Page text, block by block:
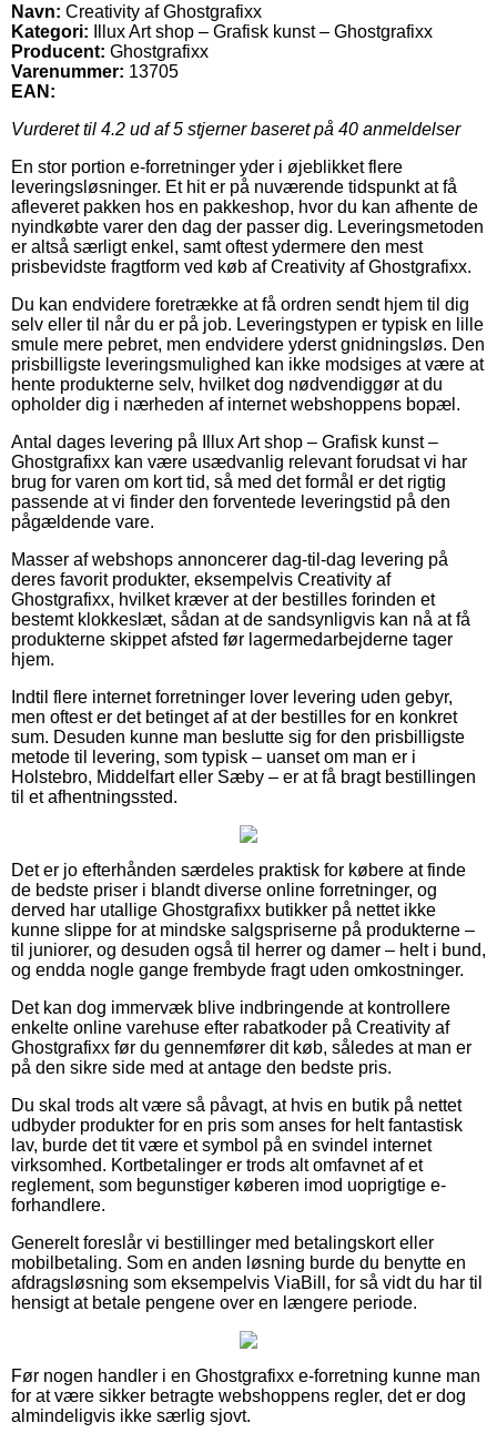
Navn: Creativity af Ghostgrafixx
Kategori: Illux Art shop – Grafisk kunst – Ghostgrafixx
Producent: Ghostgrafixx
Varenummer: 13705
EAN:
Vurderet til 4.2 ud af 5 stjerner baseret på 40 anmeldelser
En stor portion e-forretninger yder i øjeblikket flere
leveringsløsninger. Et hit er på nuværende tidspunkt at få
afleveret pakken hos en pakkeshop, hvor du kan afhente de
nyindkøbte varer den dag der passer dig. Leveringsmetoden
er altså særligt enkel, samt oftest ydermere den mest
prisbevidste fragtform ved køb af Creativity af Ghostgrafixx.
Du kan endvidere foretrække at få ordren sendt hjem til dig
selv eller til når du er på job. Leveringstypen er typisk en lille
smule mere pebret, men endvidere yderst gnidningsløs. Den
prisbilligste leveringsmulighed kan ikke modsiges at være at
hente produkterne selv, hvilket dog nødvendiggør at du
opholder dig i nærheden af internet webshoppens bopæl.
Antal dages levering på Illux Art shop – Grafisk kunst –
Ghostgrafixx kan være usædvanlig relevant forudsat vi har
brug for varen om kort tid, så med det formål er det rigtig
passende at vi finder den forventede leveringstid på den
pågældende vare.
Masser af webshops annoncerer dag-til-dag levering på
deres favorit produkter, eksempelvis Creativity af
Ghostgrafixx, hvilket kræver at der bestilles forinden et
bestemt klokkeslæt, sådan at de sandsynligvis kan nå at få
produkterne skippet afsted før lagermedarbejderne tager
hjem.
Indtil flere internet forretninger lover levering uden gebyr,
men oftest er det betinget af at der bestilles for en konkret
sum. Desuden kunne man beslutte sig for den prisbilligste
metode til levering, som typisk – uanset om man er i
Holstebro, Middelfart eller Sæby – er at få bragt bestillingen
til et afhentningssted.
Det er jo efterhånden særdeles praktisk for købere at finde
de bedste priser i blandt diverse online forretninger, og
derved har utallige Ghostgrafixx butikker på nettet ikke
kunne slippe for at mindske salgspriserne på produkterne –
til juniorer, og desuden også til herrer og damer – helt i bund,
og endda nogle gange frembyde fragt uden omkostninger.
Det kan dog immervæk blive indbringende at kontrollere
enkelte online varehuse efter rabatkoder på Creativity af
Ghostgrafixx før du gennemfører dit køb, således at man er
på den sikre side med at antage den bedste pris.
Du skal trods alt være så påvagt, at hvis en butik på nettet
udbyder produkter for en pris som anses for helt fantastisk
lav, burde det tit være et symbol på en svindel internet
virksomhed. Kortbetalinger er trods alt omfavnet af et
reglement, som begunstiger køberen imod uoprigtige e-
forhandlere.
Generelt foreslår vi bestillinger med betalingskort eller
mobilbetaling. Som en anden løsning burde du benytte en
afdragsløsning som eksempelvis ViaBill, for så vidt du har til
hensigt at betale pengene over en længere periode.
Før nogen handler i en Ghostgrafixx e-forretning kunne man
for at være sikker betragte webshoppens regler, det er dog
almindeligvis ikke særlig sjovt.